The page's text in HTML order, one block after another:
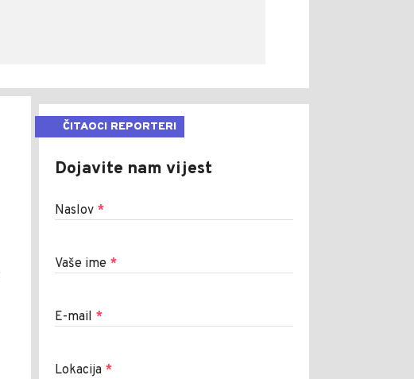
ČITAOCI REPORTERI
Dojavite nam vijest
Naslov *
Vaše ime *
E-mail *
Lokacija *